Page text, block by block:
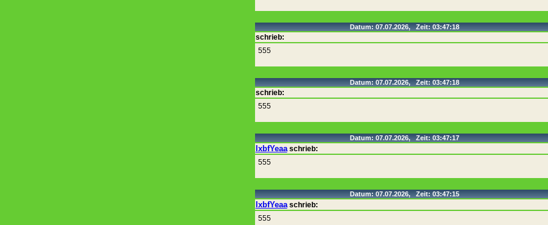
Datum: 07.07.2026, Zeit: 03:47:18
schrieb:
555
Datum: 07.07.2026, Zeit: 03:47:18
schrieb:
555
Datum: 07.07.2026, Zeit: 03:47:17
lxbfYeaaschrieb:
555
Datum: 07.07.2026, Zeit: 03:47:15
lxbfYeaaschrieb:
555